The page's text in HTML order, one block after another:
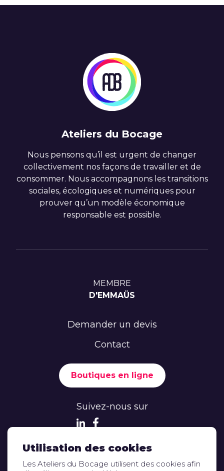
Ateliers du Bocage
Nous pensons qu’il est urgent de changer
collectivement nos façons de travailler et de
consommer. Nous accompagnons les transitions
sociales, écologiques et numériques pour
prouver qu’un modèle économique
responsable est possible.
MEMBRE
D'EMMAÜS
Demander un devis
Contact
Boutiques en ligne
Suivez-nous sur
Utilisation des cookies
Les Ateliers du Bocage utilisent des cookies afin